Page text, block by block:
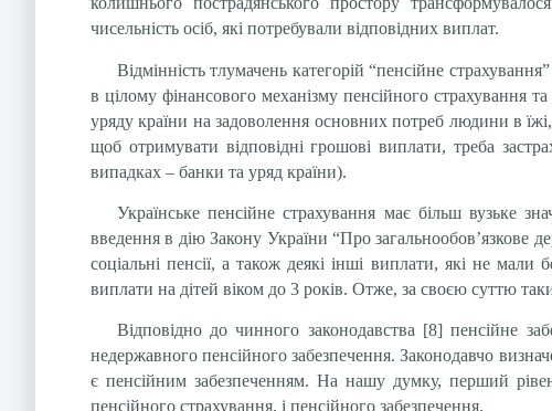
чисельність осіб, які потребували відповідних виплат.
Відмінність тлумачень категорій “пенсійне
в цілому фінансового механізму пенсійного страхування
уряду країни на задоволення основних потреб людини в їжі,
щоб отримувати відповідні грошові виплати, треба
випадках – банки та уряд країни).
Українське пенсійне страхування має більш вузьке
введення в дію Закону України “Про загальнообов’язкове
соціальні пенсії, а також деякі інші виплати, які не
виплати на дітей віком до 3 років. Отже, за своєю суттю
Відповідно до чинного законодавства [8] пенсійне
недержавного пенсійного забезпечення. Законодавчо
є пенсійним забезпеченням. На нашу думку, перший
пенсійного страхування, і пенсійного забезпечення.